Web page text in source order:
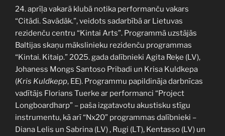
24. aprīļa vakarā klubā notika performanču vakars
“Citādi. Savādāk.”, veidots sadarbībā ar Lietuvas
rezidenču centru “Kintai Arts”. Programmā uzstājās
Baltijas skaņu mākslinieku rezidenču programmas
“Kintai. Kitaip.” 2025. gada dalībnieki Agita Reķe (LV),
Johaness Mongs Santoso Pribadi un Krisa Kuldkepa
(Kris Kuldkepp, EE). Programmu papildināja darbnīcas
vadītājs Florians Tuerke ar performanci “Project
Longboardharp” – paša izgatavotu akustisku stīgu
instrumentu, kā arī “Nx20” programmas dalībnieki –
Diana Lelis un Sabrina (LV) , Rugi (LT), Kentasso (LV) un